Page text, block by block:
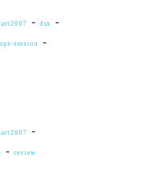
- dsx -
session -
-
- review